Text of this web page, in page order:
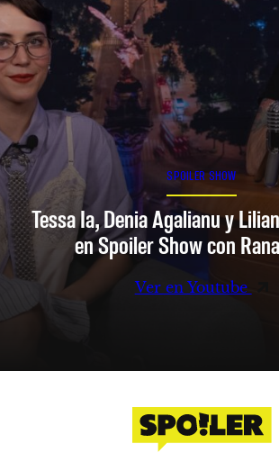
SPOILER SHOW
Tessa Ia, Denia Agalianu y
en Spoiler Show con
Ver en Youtube